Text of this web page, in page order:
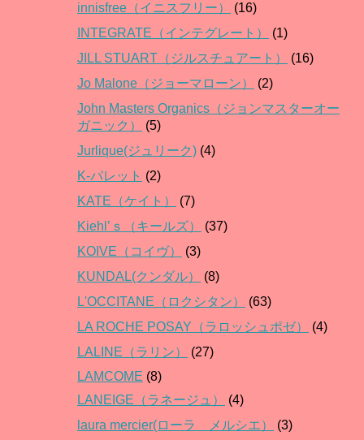
innisfree（イニスフリー）
(16)
INTEGRATE（インテグレート）
(1)
JILL STUART（ジルスチュアート）
(16)
Jo Malone（ジョーマローン）
(2)
John Masters Organics（ジョンマスターオー
ガニック）
(5)
Jurlique(ジュリーク) (4)
K-パレット (2)
KATE（ケイト）
(7)
Kiehl’ｓ（キールズ）
(37)
KOIVE（コイヴ）
(3)
KUNDAL(クンダル）
(8)
L'OCCITANE（ロクシタン）
(63)
LA ROCHE POSAY（ラロッシュポゼ）
(4)
LALINE（ラリン）
(27)
LAMCOME (8)
LANEIGE（ラネージュ）
(4)
laura mercier(ローラ メルシエ）
(3)